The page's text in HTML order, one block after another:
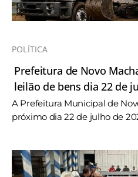
POLÍTICA
Prefeitura de Novo
leilão de bens dia 22 de
A Prefeitura Municipal de
próximo dia 22 de julho de